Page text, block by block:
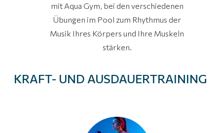
mit Aqua Gym, bei den verschiedenen
Übungen im Pool zum Rhythmus der
Musik Ihres Körpers und Ihre Muskeln
stärken.
KRAFT- UND AUSDAUERTRAINING